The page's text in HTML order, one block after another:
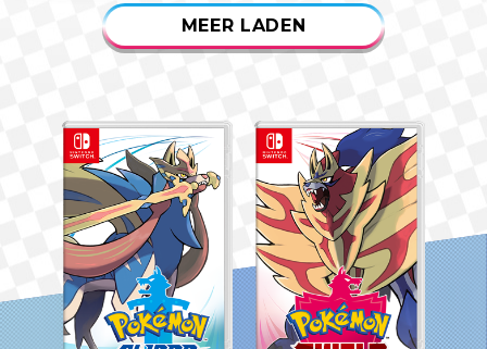
MEER LADEN